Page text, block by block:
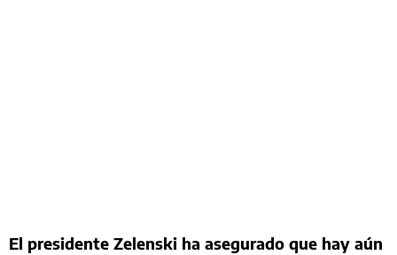
El presidente Zelenski ha asegurado que hay aún